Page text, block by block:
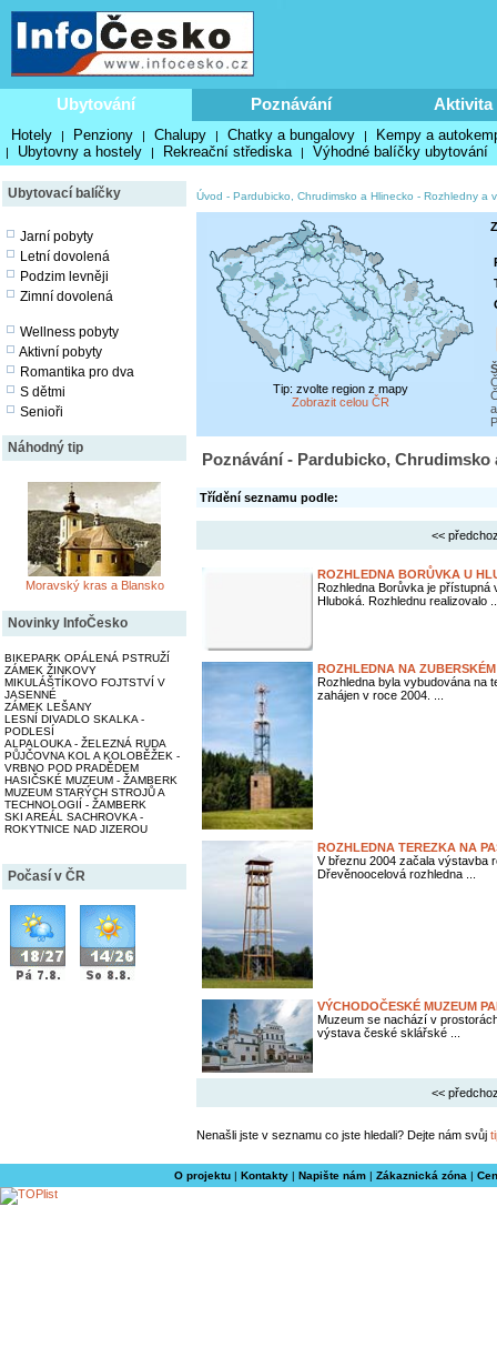
Ubytování Poznávání Aktivita
Hotely | Penziony | Chalupy | Chatky a bungalovy | Kempy a
| Ubytovny a hostely | Rekreační střediska | Výhodné balíčky ubytování
Ubytovací balíčky
Jarní pobyty
Letní dovolená
Podzim levněji
Zimní dovolená
Wellness pobyty
Aktivní pobyty
Romantika pro dva
S dětmi
Senioři
Náhodný tip
Moravský kras a Blansko
Novinky InfoČesko
BIKEPARK OPÁLENÁ PSTRUŽÍ
ZÁMEK ŽINKOVY
MIKULÁŠTÍKOVO FOJTSTVÍ V
JASENNÉ
ZÁMEK LEŠANY
LESNÍ DIVADLO SKALKA -
PODLESÍ
ALPALOUKA - ŽELEZNÁ RUDA
PŮJČOVNA KOL A KOLOBĚŽEK -
VRBNO POD PRADĚDEM
HASIČSKÉ MUZEUM - ŽAMBERK
MUZEUM STARÝCH STROJŮ A
TECHNOLOGIÍ - ŽAMBERK
SKI AREÁL SACHROVKA -
ROKYTNICE NAD JIZEROU
Počasí v ČR
Úvod - Pardubicko, Chrudimsko a Hlinecko - Rozhledny a
Tip: zvolte region z mapy
Zobrazit celou ČR
Poznávání - Pardubicko,
Třídění seznamu podle:
<<
ROZHLEDNA BORŮVKA U
Rozhledna Borůvka je přístupná
Hluboká. Rozhlednu realizovalo
ROZHLEDNA NA
Rozhledna byla vybudována na
zahájen v roce 2004. ...
ROZHLEDNA TEREZKA NA
V březnu 2004 začala výstavba
Dřevěnoocelová rozhledna ...
VÝCHODOČESKÉ MUZEUM
Muzeum se nachází v
výstava české sklářské ...
<<
Nenašli jste v seznamu co jste hledali? Dejte nám svůj
O projektu| Kontakty| Napište nám| Zákaznická zóna |